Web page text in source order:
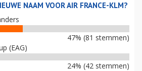
NAAM VOOR AIR FRANCE-KLM?
47% (81 stemmen)
(EAG)
24% (42 stemmen)